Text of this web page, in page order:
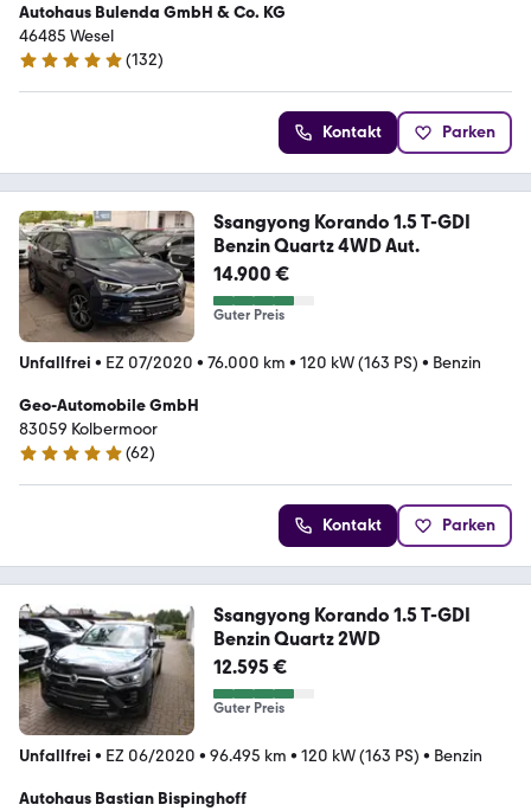
Autohaus Bulenda GmbH & Co. KG
46485 Wesel
5 Sterne
(132)
Kontakt Parken
Ssangyong Korando 1.5 T-GDI
Benzin Quartz 4WD Aut.
14.900 €
Guter Preis
Unfallfrei • EZ 07/2020 • 76.000 km • 120 kW (163 PS) • Benzin
Geo-Automobile GmbH
83059 Kolbermoor
5 Sterne
(62)
Kontakt Parken
Ssangyong Korando 1.5 T-GDI
Benzin Quartz 2WD
12.595 €
Guter Preis
Unfallfrei • EZ 06/2020 • 96.495 km • 120 kW (163 PS) • Benzin
Autohaus Bastian Bispinghoff